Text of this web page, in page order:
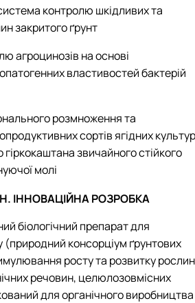
контролю шкідливих та
закритого ґрунт
агроцинозів на основі
властивостей бактерій
розмноження та
сортів ягідних культур
звичайного стійкого
молі
ІННОВАЦІЙНА РОЗРОБКА
біологічний препарат для
(природний консорціум ґрунтових
росту та розвитку
речовин, целюлозовмісних
для органічного виробництва